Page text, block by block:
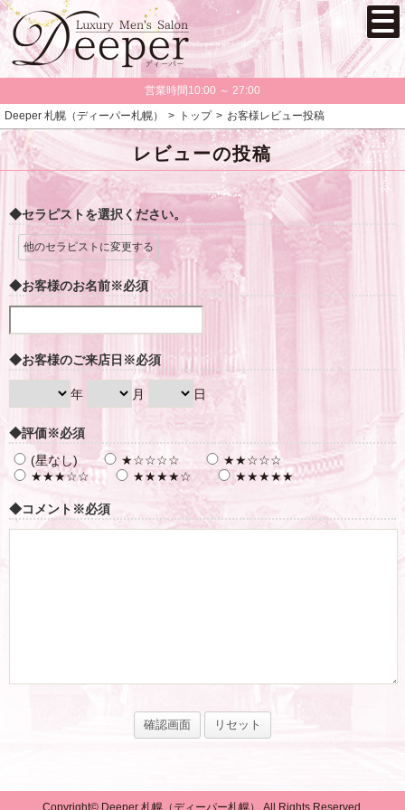
営業時間10:00 ～ 27:00
Deeper 札幌（ディーパー札幌）
トップ お客様レビュー投稿
レビューの投稿
◆セラピストを選択ください。
他のセラピストに変更する
◆お客様のお名前※必須
◆お客様のご来店日 ※必須
年 月 日
◆評価※必須
(星なし)
★☆☆☆☆
★★☆☆☆
★★★☆☆
★★★★☆ ★★★★★
◆コメント ※必須
Copyright© Deeper 札幌（ディーパー札幌） All Rights Reserved.